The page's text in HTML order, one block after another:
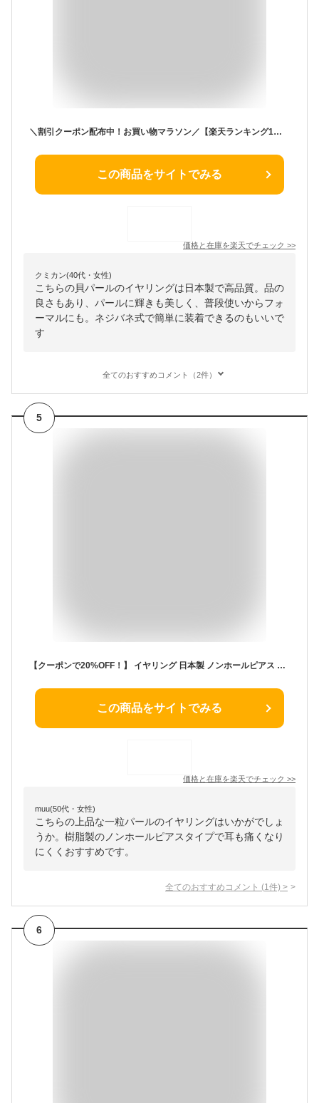
＼割引クーポン配布中！お買い物マラソン／【楽天ランキング1位受賞】 貝パール イヤリング 8mm玉 シンプル お花 ネジバネ式 日本製 送料無料 | パール 40代 50代 60代 プレゼント 誕生日 母 6月 誕生石 クリスマス ギフト 上品 普段使い 結婚式
この商品をサイトでみる
価格と在庫を楽天でチェック >>
クミカン(40代・女性)
こちらの貝パールのイヤリングは日本製で高品質。品の
良さもあり、パールに輝きも美しく、普段使いからフォ
ーマルにも。ネジバネ式で簡単に装着できるのもいいで
す
全てのおすすめコメント（2件）
5
【クーポンで20%OFF！】 イヤリング 日本製 ノンホールピアス パール 樹脂 ノンホール かわいい 30代 40代 50代 痛くない レディース おしゃれ 人気 K18GP ピアス 樹脂ポスト 金属アレルギー対応 アクセサリー
この商品をサイトでみる
価格と在庫を楽天でチェック >>
muu(50代・女性)
こちらの上品な一粒パールのイヤリングはいかがでしょ
うか。樹脂製のノンホールピアスタイプで耳も痛くなり
にくくおすすめです。
全てのおすすめコメント (1 件) >
6